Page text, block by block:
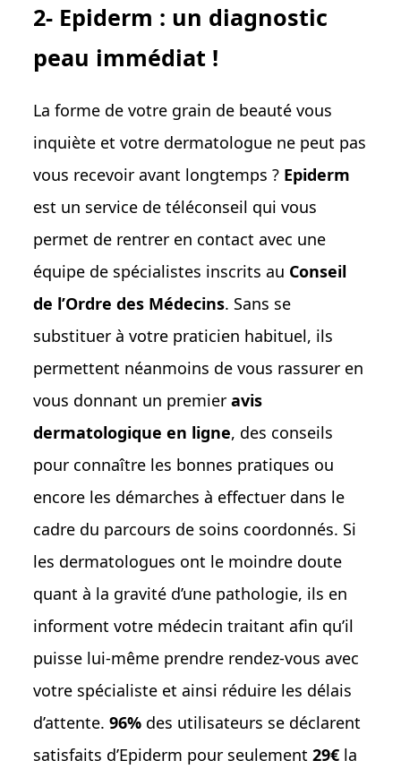
2- Epiderm : un diagnostic
peau immédiat !
La forme de votre grain de beauté vous
inquiète et votre dermatologue ne peut pas
vous recevoir avant longtemps ? Epiderm
est un service de téléconseil qui vous
permet de rentrer en contact avec une
équipe de spécialistes inscrits au Conseil
de l’Ordre des Médecins. Sans se
substituer à votre praticien habituel, ils
permettent néanmoins de vous rassurer en
vous donnant un premier avis
dermatologique en ligne, des conseils
pour connaître les bonnes pratiques ou
encore les démarches à effectuer dans le
cadre du parcours de soins coordonnés. Si
les dermatologues ont le moindre doute
quant à la gravité d’une pathologie, ils en
informent votre médecin traitant afin qu’il
puisse lui-même prendre rendez-vous avec
votre spécialiste et ainsi réduire les délais
d’attente.96% des utilisateurs se déclarent
satisfaits d’Epiderm pour seulement29€ la